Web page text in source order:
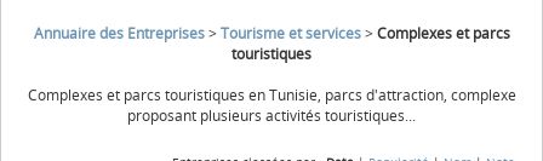
Annuaire des Entreprises>Tourisme et services>Complexes et parcs
touristiques
Complexes et parcs touristiques en Tunisie, parcs d'attraction, complexe
proposant plusieurs activités touristiques...